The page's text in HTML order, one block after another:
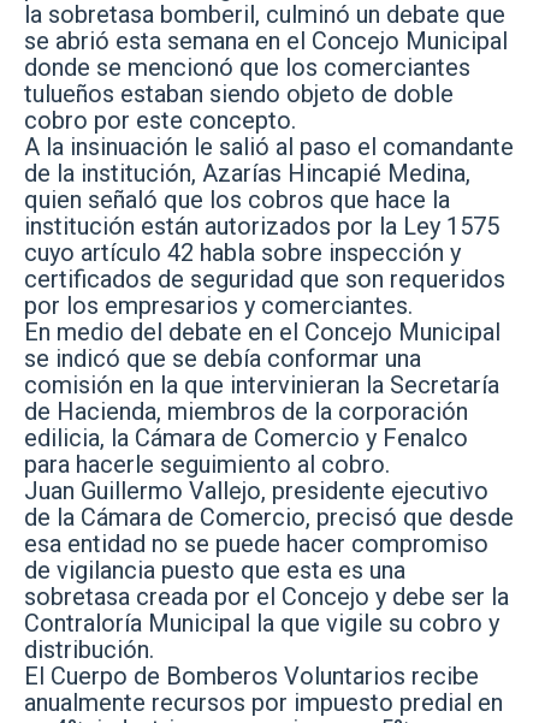
la sobretasa bomberil, culminó un debate que
se abrió esta semana en el Concejo Municipal
donde se mencionó que los comerciantes
tulueños estaban siendo objeto de doble
cobro por este concepto.
A la insinuación le salió al paso el comandante
de la institución, Azarías Hincapié Medina,
quien señaló que los cobros que hace la
institución están autorizados por la Ley 1575
cuyo artículo 42 habla sobre inspección y
certificados de seguridad que son requeridos
por los empresarios y comerciantes.
En medio del debate en el Concejo Municipal
se indicó que se debía conformar una
comisión en la que intervinieran la Secretaría
de Hacienda, miembros de la corporación
edilicia, la Cámara de Comercio y Fenalco
para hacerle seguimiento al cobro.
Juan Guillermo Vallejo, presidente ejecutivo
de la Cámara de Comercio, precisó que desde
esa entidad no se puede hacer compromiso
de vigilancia puesto que esta es una
sobretasa creada por el Concejo y debe ser la
Contraloría Municipal la que vigile su cobro y
distribución.
El Cuerpo de Bomberos Voluntarios recibe
anualmente recursos por impuesto predial en